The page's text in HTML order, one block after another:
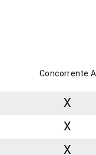
Concorrente A
X
X
X